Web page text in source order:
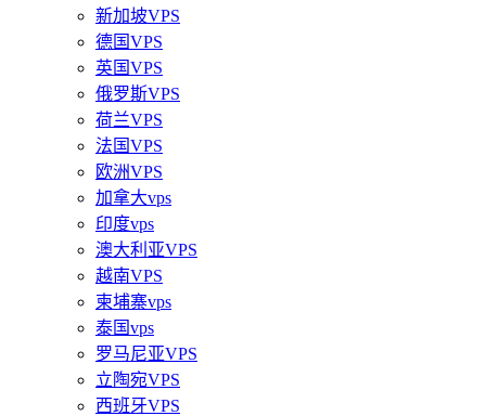
新加坡VPS
德国VPS
英国VPS
俄罗斯VPS
荷兰VPS
法国VPS
欧洲VPS
加拿大vps
印度vps
澳大利亚VPS
越南VPS
柬埔寨vps
泰国vps
罗马尼亚VPS
立陶宛VPS
西班牙VPS